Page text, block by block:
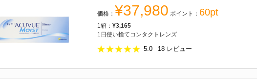
価格： ¥37,980 ポイント： 60pt
1箱： ¥3,165
1日使い捨てコンタクトレンズ
5.0 18 レビュー